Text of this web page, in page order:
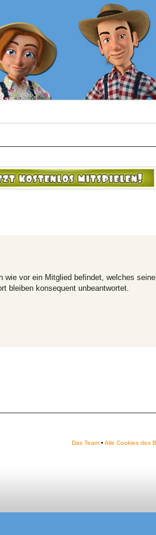
vor ein Mitglied befindet, welches
bleiben konsequent unbeantwortet.
Das Team • Alle Cookies des